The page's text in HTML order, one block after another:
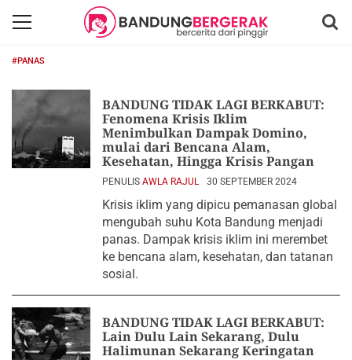
#PANAS
BANDUNG TIDAK LAGI BERKABUT:
Fenomena Krisis Iklim
Menimbulkan Dampak Domino,
mulai dari Bencana Alam,
Kesehatan, Hingga Krisis Pangan
PENULIS AWLA RAJUL 30 SEPTEMBER 2024
Krisis iklim yang dipicu pemanasan global
mengubah suhu Kota Bandung menjadi
panas. Dampak krisis iklim ini merembet
ke bencana alam, kesehatan, dan tatanan
sosial.
BANDUNG TIDAK LAGI BERKABUT:
Lain Dulu Lain Sekarang, Dulu
Halimunan Sekarang Keringatan